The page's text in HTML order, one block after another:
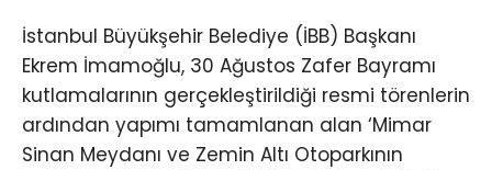
İstanbul Büyükşehir Belediye (İBB) Başkanı
Ekrem İmamoğlu, 30 Ağustos Zafer Bayramı
kutlamalarının gerçekleştirildiği resmi törenlerin
ardından yapımı tamamlanan alan ‘Mimar
Sinan Meydanı ve Zemin Altı Otoparkının